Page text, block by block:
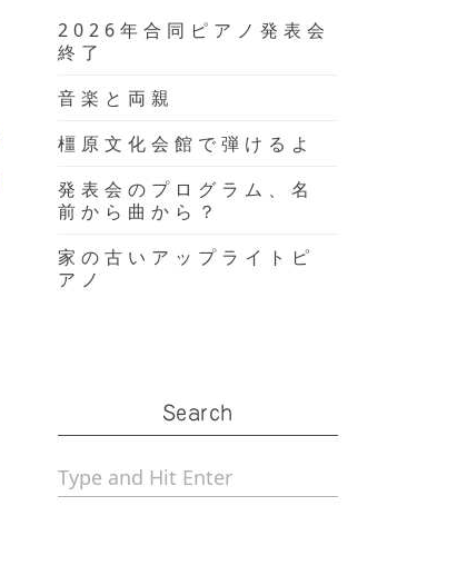
2026年合同ピアノ発表会
終了
音楽と両親
橿原文化会館で弾けるよ
発表会のプログラム、名
前から曲から？
家の古いアップライトピ
アノ
Search